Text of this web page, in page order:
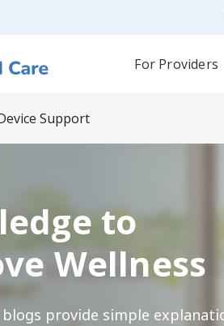
For Providers
Support
to
Wellness
provide simple